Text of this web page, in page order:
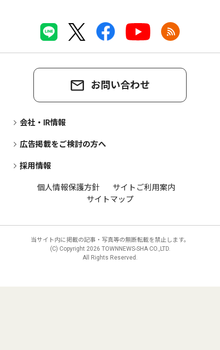
お問い合わせ
会社・IR情報
広告掲載をご検討の方へ
採用情報
個人情報保護方針
サイトご利用案内
サイトマップ
当サイト内に掲載の記事・写真等の無断転載を禁止します。
(C) Copyright 2026 TOWNNEWS-SHA CO.,LTD.
All Rights Reserved.